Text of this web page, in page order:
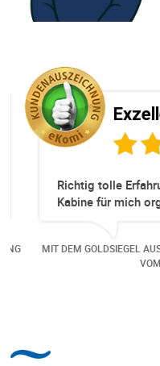
Richtig tolle
Kabine für mich
Online verfügbar
dazu gekommen ist,
freundlich,
MIT DEM GOLDSIEGEL
VOM